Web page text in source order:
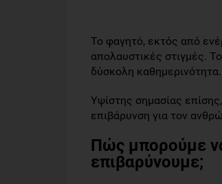
Το φαγητό, εκτός από
απολαυστικές στιγμές.
δύσκολη καθημερινότητα.
Υψίστης σημασίας
επιβάρυνση για τον
Πώς μπορούμε
επιβαρύνουμε;